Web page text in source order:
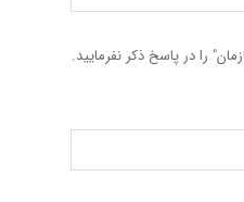
را در پاسخ ذکر نفرمایید.